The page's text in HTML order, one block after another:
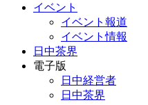
イベント
イベント報道
イベント情報
日中茶界
電子版
日中経営者
日中茶界